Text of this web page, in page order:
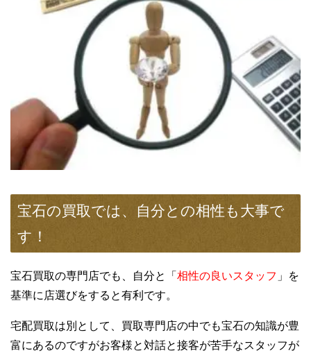
宝石の買取では、自分との相性も大事で
す！
宝石買取の専門店でも、自分と「 相性の良いスタッフ 」を
基準に店選びをすると有利です。
宅配買取は別として、買取専門店の中でも宝石の知識が豊
富にあるのですがお客様と対話と接客が苦手なスタッフが